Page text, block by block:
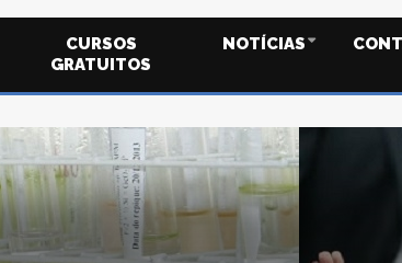
CURSOS
GRATUITOS
NOTÍCIAS